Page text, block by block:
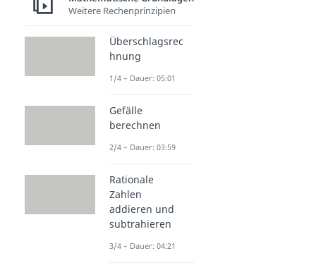
Weitere Rechenprinzipien
Überschlagsrec
hnung
1/4 – Dauer: 05:01
Gefälle
berechnen
2/4 – Dauer: 03:59
Rationale
Zahlen
addieren und
subtrahieren
3/4 – Dauer: 04:21